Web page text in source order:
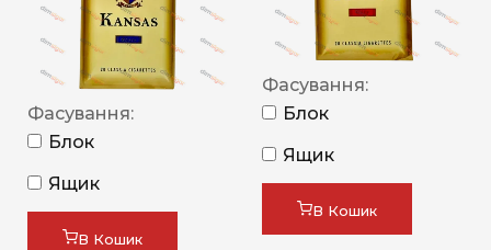
Фасування:
Блок
Ящик
В Кошик
Фасування:
Блок
Ящик
В Кошик